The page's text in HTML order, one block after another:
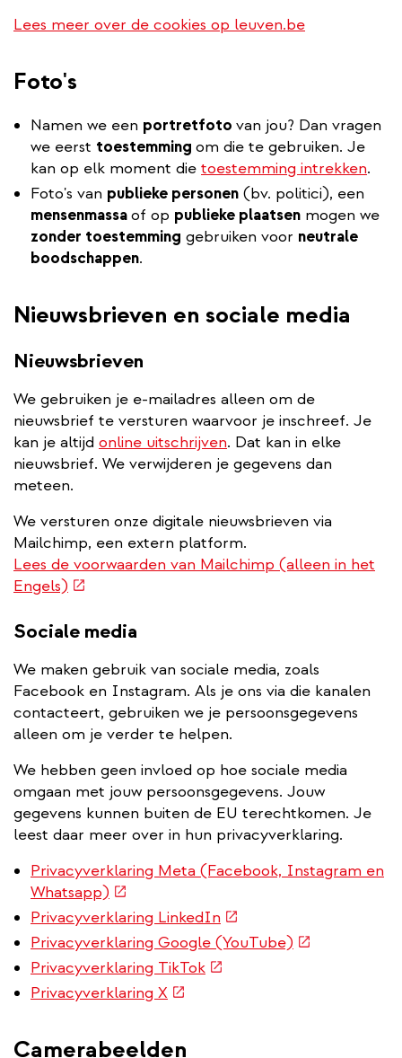
Lees meer over de cookies op leuven.be
Foto's
Namen we een portretfoto van jou? Dan vragen
we eerst toestemming om die te gebruiken. Je
kan op elk moment die toestemming intrekken.
Foto's van publieke personen (bv. politici), een
mensenmassaof op publieke plaatsen mogen we
zonder toestemming gebruiken voor neutrale
boodschappen.
Nieuwsbrieven en sociale media
Nieuwsbrieven
We gebruiken je e-mailadres alleen om de
nieuwsbrief te versturen waarvoor je inschreef. Je
kan je altijd online uitschrijven. Dat kan in elke
nieuwsbrief. We verwijderen je gegevens dan
meteen.
We versturen onze digitale nieuwsbrieven via
Mailchimp, een extern platform.
Lees de voorwaarden van Mailchimp (alleen in het
Engels) (externe
Sociale media
We maken gebruik van sociale media, zoals
Facebook en Instagram. Als je ons via die kanalen
contacteert, gebruiken we je persoonsgegevens
alleen om je verder te helpen.
We hebben geen invloed op hoe sociale media
omgaan met jouw persoonsgegevens. Jouw
gegevens kunnen buiten de EU terechtkomen. Je
leest daar meer over in hun privacyverklaring.
Privacyverklaring Meta (Facebook, Instagram en
Whatsapp) (externe
link)
Privacyverklaring LinkedIn (externe
link)
Privacyverklaring Google (YouTube) (externe
Privacyverklaring TikTok(externe
Privacyverklaring X (externe
Camerabeelden